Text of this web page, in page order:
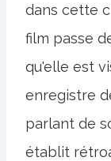
dans cette
film passe
qu'elle est
enregistre
parlant de
établit